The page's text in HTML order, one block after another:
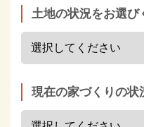
土地の状況をお選び
現在の家づくりの状